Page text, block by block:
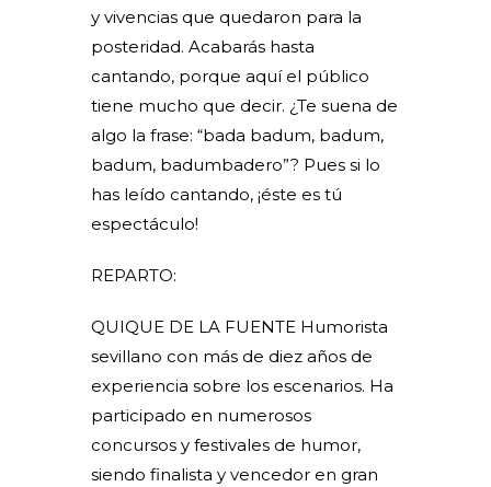
y vivencias que quedaron para la
posteridad. Acabarás hasta
cantando, porque aquí el público
tiene mucho que decir. ¿Te suena de
algo la frase: “bada badum, badum,
badum, badumbadero”? Pues si lo
has leído cantando, ¡éste es tú
espectáculo!
REPARTO:
QUIQUE DE LA FUENTE Humorista
sevillano con más de diez años de
experiencia sobre los escenarios. Ha
participado en numerosos
concursos y festivales de humor,
siendo finalista y vencedor en gran